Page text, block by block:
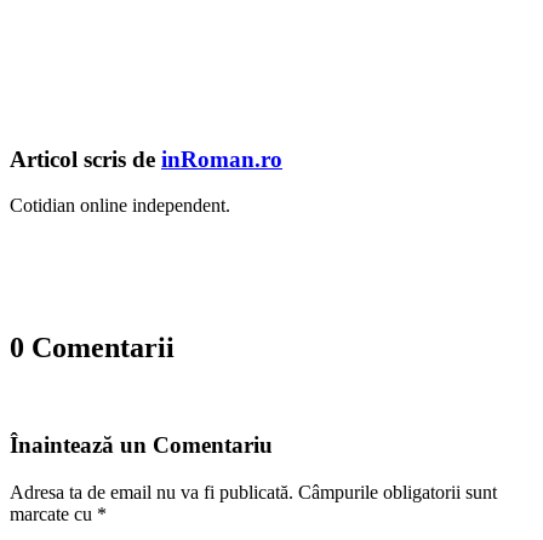
Articol scris de inRoman.ro
Cotidian online independent.
0 Comentarii
Înaintează un Comentariu
Adresa ta de email nu va fi publicată. Câmpurile obligatorii sunt
marcate cu *